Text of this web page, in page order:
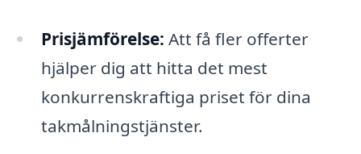
Prisjämförelse: Att få fler offerter
hjälper dig att hitta det mest
konkurrenskraftiga priset för dina
takmålningstjänster.